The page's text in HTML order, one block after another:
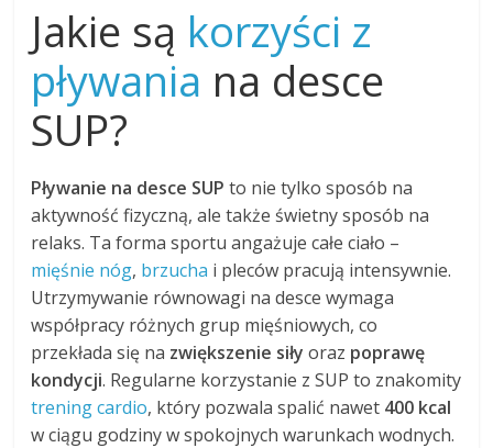
Jakie są korzyści z
pływania na desce
SUP?
Pływanie na desce SUP to nie tylko sposób na
aktywność fizyczną, ale także świetny sposób na
relaks. Ta forma sportu angażuje całe ciało –
mięśnie nóg, brzucha i pleców pracują intensywnie.
Utrzymywanie równowagi na desce wymaga
współpracy różnych grup mięśniowych, co
przekłada się na zwiększenie siły oraz poprawę
kondycji. Regularne korzystanie z SUP to znakomity
trening cardio, który pozwala spalić nawet 400 kcal
w ciągu godziny w spokojnych warunkach wodnych.